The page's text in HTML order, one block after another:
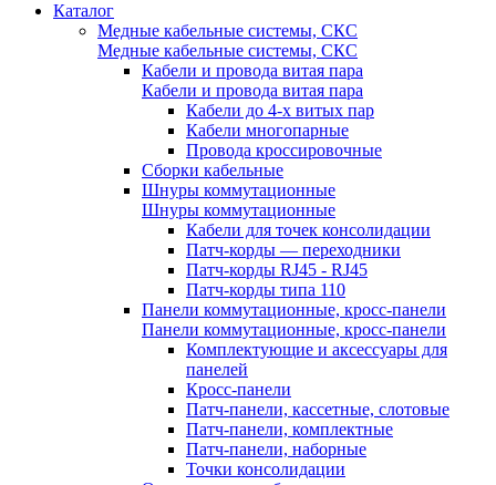
Каталог
Медные кабельные системы, СКС
Медные кабельные системы, СКС
Кабели и провода витая пара
Кабели и провода витая пара
Кабели до 4-х витых пар
Кабели многопарные
Провода кроссировочные
Сборки кабельные
Шнуры коммутационные
Шнуры коммутационные
Кабели для точек консолидации
Патч-корды — переходники
Патч-корды RJ45 - RJ45
Патч-корды типа 110
Панели коммутационные, кросс-панели
Панели коммутационные, кросс-панели
Комплектующие и аксессуары для
панелей
Кросс-панели
Патч-панели, кассетные, слотовые
Патч-панели, комплектные
Патч-панели, наборные
Точки консолидации